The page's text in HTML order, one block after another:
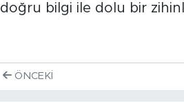
doğru bilgi ile dolu bir
ÖNCEKI